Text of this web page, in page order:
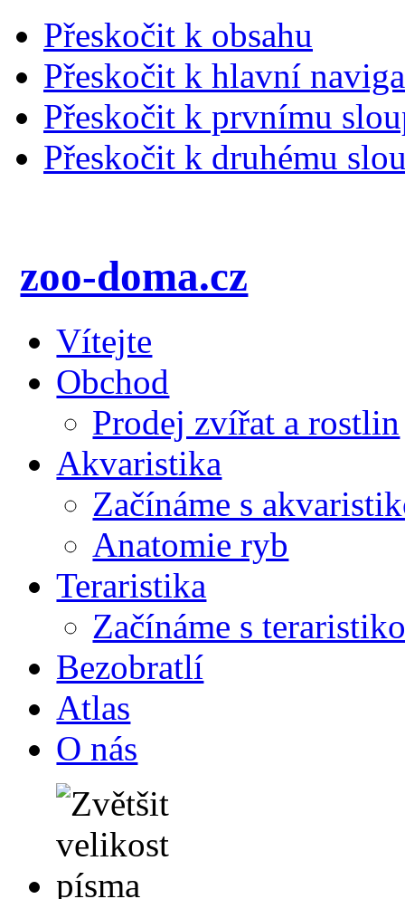
Přeskočit k obsahu
Přeskočit k hlavní
Přeskočit k prvnímu
Přeskočit k druhému
zoo-doma.cz
Vítejte
Obchod
Prodej zvířat a rostlin
Akvaristika
Začínáme s
Anatomie ryb
Teraristika
Začínáme s
Bezobratlí
Atlas
O nás